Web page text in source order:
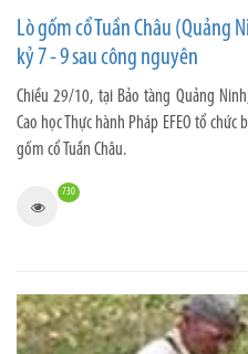
Lò gốm cổ Tuần Châu (Quảng
kỷ 7 - 9 sau công nguyên
Chiều 29/10, tại Bảo tàng Quảng
Cao học Thực hành Pháp EFEO tổ
gốm cổ Tuần Châu.
730